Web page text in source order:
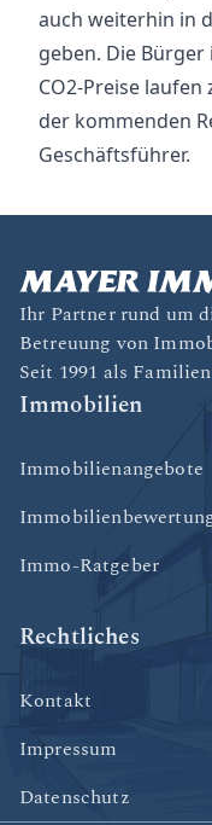
auch weiterhin in
geben. Die
CO2-Preise
der kommenden
Geschäftsführer.
Ihr Partner rund um
Betreuung von
Seit 1991 als
Immobilien
Immobilienangebote
Immo-Ratgeber
Rechtliches
Kontakt
Impressum
Datenschutz